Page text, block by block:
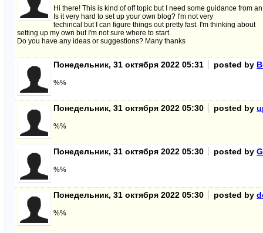
Hi there! This is kind of off topic but I need some guidance from
Is it very hard to set up your own blog? I'm not very
techincal but I can figure things out pretty fast. I'm thinking about
setting up my own but I'm not sure where to start.
Do you have any ideas or suggestions? Many thanks
Понедельник, 31 октября 2022 05:31 posted by
%%
Понедельник, 31 октября 2022 05:30 posted by
%%
Понедельник, 31 октября 2022 05:30 posted by
%%
Понедельник, 31 октября 2022 05:30 posted by
%%